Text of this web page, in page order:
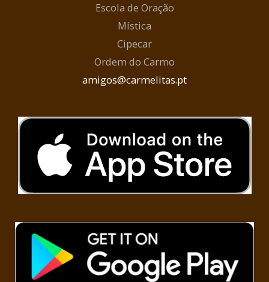
Escola de Oração
Mística
Cipecar
Ordem do Carmo
amigos@carmelitas.pt